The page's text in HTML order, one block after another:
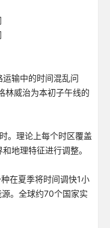
输中的时间混乱问
林威治为本初子午线的
。理论上每个时区覆盖
地理特征进行调整。
在夏季将时间调快1小
。全球约70个国家实